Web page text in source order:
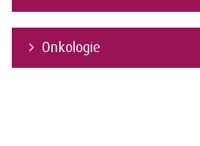
Onkologie